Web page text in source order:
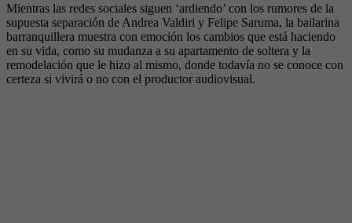
Mientras las redes sociales siguen ‘ardiendo’ con los rumores de la
supuesta separación de Andrea Valdiri y Felipe Saruma, la bailarina
barranquillera muestra con emoción los cambios que está haciendo
en su vida, como su mudanza a su apartamento de soltera y la
remodelación que le hizo al mismo, donde todavía no se conoce con
certeza si vivirá o no con el productor audiovisual.